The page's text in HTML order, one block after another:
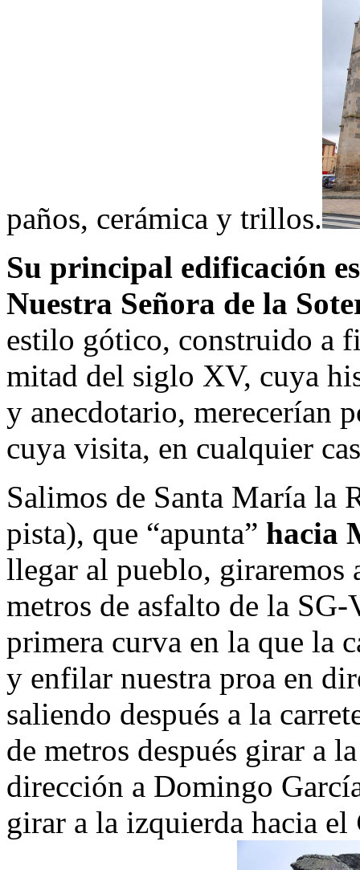
paños, cerámica y trillos.
Su principal edificación
Nuestra Señora de la
estilo gótico, construido a
mitad del siglo XV, cuya
y anecdotario, merecerían
cuya visita, en cualquier
Salimos de Santa María la
pista), que “apunta” hacia
llegar al pueblo, giraremos
metros de asfalto de la
primera curva en la que la
y enfilar nuestra proa en
saliendo después a la
de metros después girar a
dirección a Domingo
girar a la izquierda hacia el